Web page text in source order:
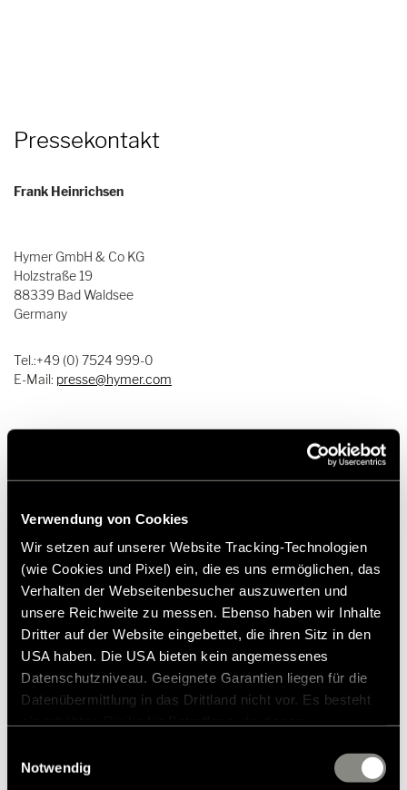
Verwendung von Cookies
Wir setzen auf unserer Website Tracking-Technologien
(wie Cookies und Pixel) ein, die es uns ermöglichen, das
Verhalten der Webseitenbesucher auszuwerten und
unsere Reichweite zu messen. Ebenso haben wir Inhalte
Dritter auf der Website eingebettet, die ihren Sitz in den
USA haben. Die USA bieten kein angemessenes
Datenschutzniveau. Geeignete Garantien liegen für die
Datenübermittlung in das Drittland nicht vor. Es besteht
zustehen. Eingesetzte Dienstleister können Daten für
Notwendig
Pressekontakt
Frank Heinrichsen
Hymer GmbH & Co KG
Holzstraße 19
88339 Bad Waldsee
Germany
Tel.:+49 (0) 7524 999-0
E-Mail: presse@hymer.com
Über die Hymer GmbH & Co. KG
Seit seiner Gründung 1957 ist die Hymer GmbH & Co. KG der
Inbegriff von Reisemobilen und Caravans. Das Unternehmen
zeichnet sich nicht nur durch seine lange Tradition und die große
Leidenschaft für das mobile Reisen aus, sondern ist dank hoher
Qualität und kontinuierlicher Innovationsarbeit einer der
führenden Hersteller im Premiumsegment. Zur Hymer GmbH &
Co. KG gehören die Marken Hymer und Eriba. Die Hymer GmbH &
Co. KG ist ein Unternehmen der Erwin Hymer Group SE.